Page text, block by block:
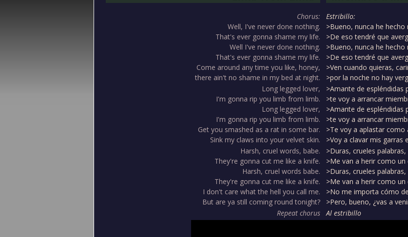
Chorus:
Well, I've never done nothing.
That's ever gonna shame my life.
Well I've never done nothing.
That's ever gonna shame my life.
Come around any time you like, honey,
there ain't no shame in my bed at night.
Estribillo:
>Bueno, nunca he hecho
>De eso tendré que
>Bueno, nunca he hecho
>De eso tendré que
>Ven cuando quieras,
>por la noche no hay
Long legged lover,
I'm gonna rip you limb from limb.
Long legged lover,
I'm gonna rip you limb from limb.
Get you smashed as a rat in some bar.
Sink my claws into your velvet skin.
>Amante de espléndidas
>te voy a arrancar
>Amante de espléndidas
>te voy a arrancar
>Te voy a aplastar como
>Voy a clavar mis garras
Harsh, cruel words, babe.
They're gonna cut me like a knife.
Harsh, cruel words babe.
They're gonna cut me like a knife.
I don't care what the hell you call me.
But are ya still coming round tonight?
>Duras, crueles palabras,
>Me van a herir como un
>Duras, crueles palabras,
>Me van a herir como un
>No me importa cómo
>Pero, bueno, ¿vas a
Repeat chorus
Al estribillo